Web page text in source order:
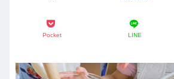
Pocket LINE